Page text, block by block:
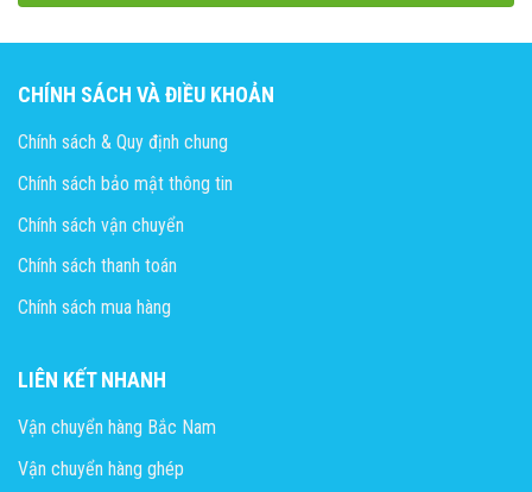
CHÍNH SÁCH VÀ ĐIỀU KHOẢN
Chính sách & Quy định chung
Chính sách bảo mật thông tin
Chính sách vận chuyển
Chính sách thanh toán
Chính sách mua hàng
LIÊN KẾT NHANH
Vận chuyển hàng Bắc Nam
Vận chuyển hàng ghép